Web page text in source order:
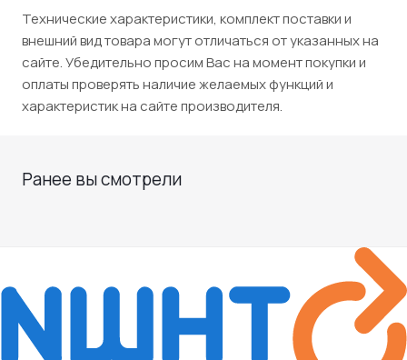
Технические характеристики, комплект поставки и
внешний вид товара могут отличаться от указанных на
сайте. Убедительно просим Вас на момент покупки и
оплаты проверять наличие желаемых функций и
характеристик на сайте производителя.
Ранее вы смотрели